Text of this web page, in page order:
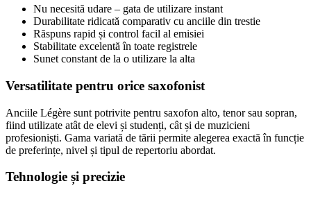
Nu necesită udare – gata de utilizare instant
Durabilitate ridicată comparativ cu anciile din trestie
Răspuns rapid și control facil al emisiei
Stabilitate excelentă în toate registrele
Sunet constant de la o utilizare la alta
Versatilitate pentru orice saxofonist
Anciile Légère sunt potrivite pentru saxofon alto, tenor sau sopran,
fiind utilizate atât de elevi și studenți, cât și de muzicieni
profesioniști. Gama variată de tării permite alegerea exactă în funcție
de preferințe, nivel și tipul de repertoriu abordat.
Tehnologie și precizie